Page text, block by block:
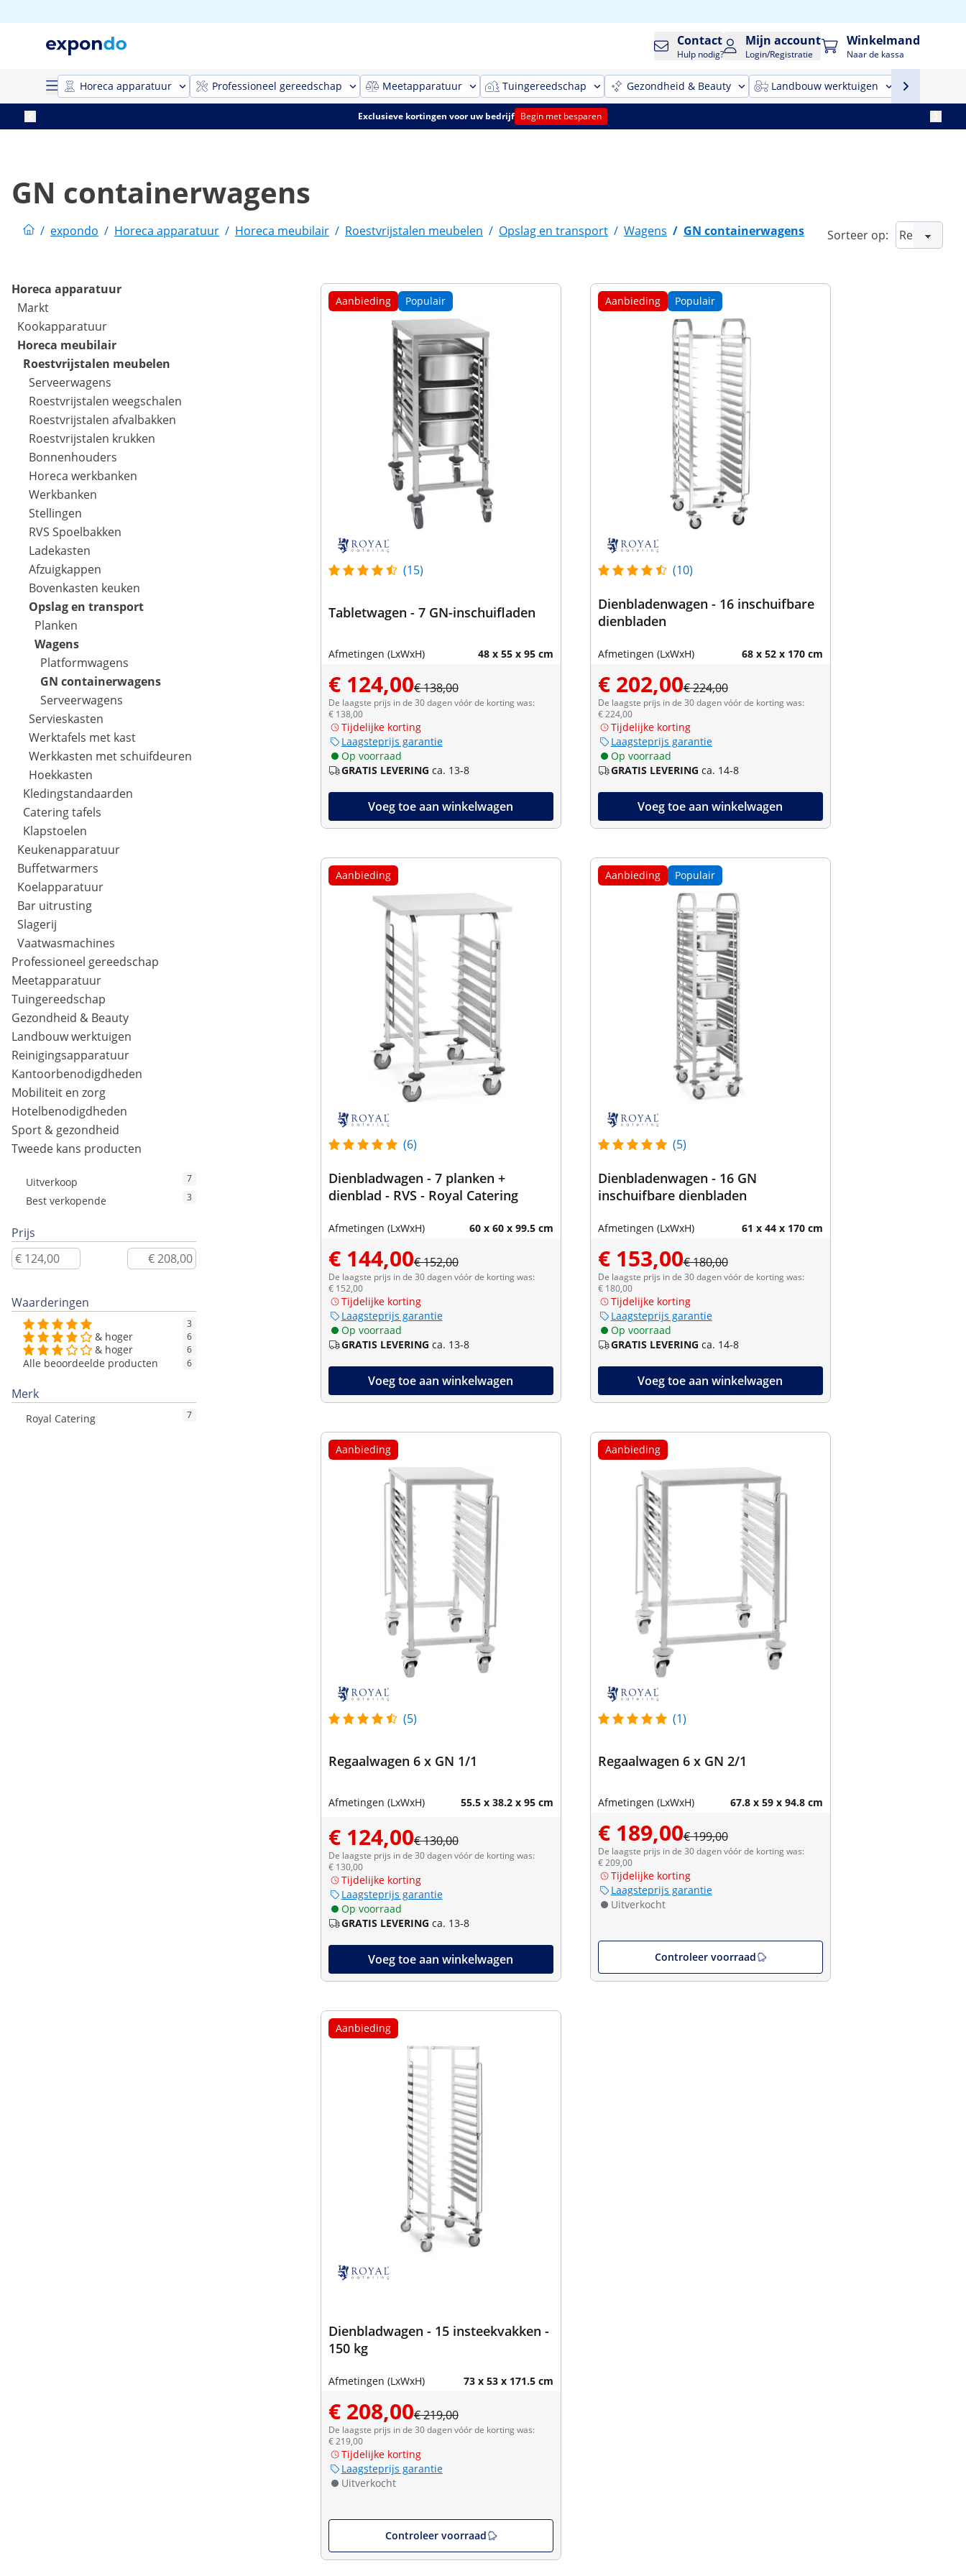
Contact
Hulp nodig?
Mijn account
Login/Registratie
Winkelmand
Naar de kassa
Horeca apparatuur Professioneel gereedschap Meetapparatuur Tuingereedschap Gezondheid & Beauty Landbouw werktuigen
Exclusieve kortingen voor uw bedrijf Begin met besparen
GN containerwagens
/ expondo / Horeca apparatuur / Horeca meubilair / Roestvrijstalen meubelen / Opslag en transport / Wagens / GN containerwagens Sorteer op:
Horeca apparatuur
Markt
Kookapparatuur
Horeca meubilair
Roestvrijstalen meubelen
Serveerwagens
Roestvrijstalen weegschalen
Roestvrijstalen afvalbakken
Roestvrijstalen krukken
Bonnenhouders
Horeca werkbanken
Werkbanken
Stellingen
RVS Spoelbakken
Ladekasten
Afzuigkappen
Bovenkasten keuken
Opslag en transport
Planken
Wagens
Platformwagens
GN containerwagens
Serveerwagens
Servieskasten
Werktafels met kast
Werkkasten met schuifdeuren
Hoekkasten
Kledingstandaarden
Catering tafels
Klapstoelen
Keukenapparatuur
Buffetwarmers
Koelapparatuur
Bar uitrusting
Slagerij
Vaatwasmachines
Professioneel gereedschap
Meetapparatuur
Tuingereedschap
Gezondheid & Beauty
Landbouw werktuigen
Reinigingsapparatuur
Kantoorbenodigdheden
Mobiliteit en zorg
Hotelbenodigdheden
Sport & gezondheid
Tweede kans producten
Uitverkoop 7
Best verkopende 3
Prijs
Waarderingen
3
& hoger 6
& hoger 6
Alle beoordeelde producten 6
Merk
Royal Catering 7
Aanbieding Populair
(15)
Tabletwagen - 7 GN-inschuifladen
Afmetingen (LxWxH) 48 x 55 x 95 cm
€ 124,00€ 138,00
De laagste prijs in de 30 dagen vóór de korting was:
€ 138,00
Tijdelijke korting
Laagsteprijs garantie
Op voorraad
GRATIS LEVERING ca. 13-8
Voeg toe aan winkelwagen
Aanbieding Populair
(10)
Dienbladenwagen - 16 inschuifbare
dienbladen
Afmetingen (LxWxH) 68 x 52 x 170 cm
€ 202,00€ 224,00
De laagste prijs in de 30 dagen vóór de korting was:
€ 224,00
Tijdelijke korting
Laagsteprijs garantie
Op voorraad
GRATIS LEVERING ca. 14-8
Voeg toe aan winkelwagen
Aanbieding
(6)
Dienbladwagen - 7 planken +
dienblad - RVS - Royal Catering
Afmetingen (LxWxH) 60 x 60 x 99.5 cm
€ 144,00€ 152,00
De laagste prijs in de 30 dagen vóór de korting was:
€ 152,00
Tijdelijke korting
Laagsteprijs garantie
Op voorraad
GRATIS LEVERING ca. 13-8
Voeg toe aan winkelwagen
Aanbieding Populair
(5)
Dienbladenwagen - 16 GN
inschuifbare dienbladen
Afmetingen (LxWxH) 61 x 44 x 170 cm
€ 153,00€ 180,00
De laagste prijs in de 30 dagen vóór de korting was:
€ 180,00
Tijdelijke korting
Laagsteprijs garantie
Op voorraad
GRATIS LEVERING ca. 14-8
Voeg toe aan winkelwagen
Aanbieding
(5)
Regaalwagen 6 x GN 1/1
Afmetingen (LxWxH) 55.5 x 38.2 x 95 cm
€ 124,00€ 130,00
De laagste prijs in de 30 dagen vóór de korting was:
€ 130,00
Tijdelijke korting
Laagsteprijs garantie
Op voorraad
GRATIS LEVERING ca. 13-8
Voeg toe aan winkelwagen
Aanbieding
(1)
Regaalwagen 6 x GN 2/1
Afmetingen (LxWxH) 67.8 x 59 x 94.8 cm
€ 189,00€ 199,00
De laagste prijs in de 30 dagen vóór de korting was:
€ 209,00
Tijdelijke korting
Laagsteprijs garantie
Uitverkocht
Controleer voorraad
Aanbieding
Dienbladwagen - 15 insteekvakken -
150 kg
Afmetingen (LxWxH) 73 x 53 x 171.5 cm
€ 208,00€ 219,00
De laagste prijs in de 30 dagen vóór de korting was:
€ 219,00
Tijdelijke korting
Laagsteprijs garantie
Uitverkocht
Controleer voorraad